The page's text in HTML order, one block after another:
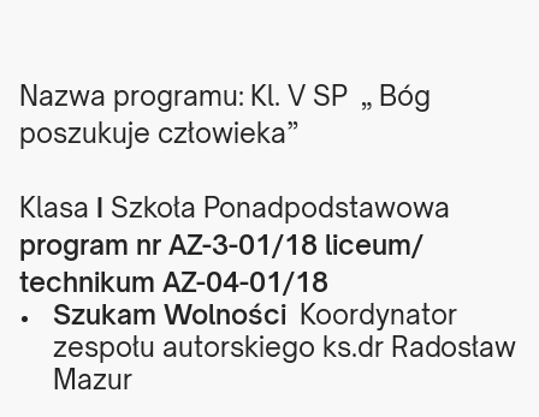
Nazwa programu: Kl. V SP „ Bóg
poszukuje człowieka”
Klasa I Szkoła Ponadpodstawowa
program nr AZ-3-01/18 liceum/
technikum AZ-04-01/18
Szukam Wolności Koordynator
zespołu autorskiego ks.dr Radosław
Mazur